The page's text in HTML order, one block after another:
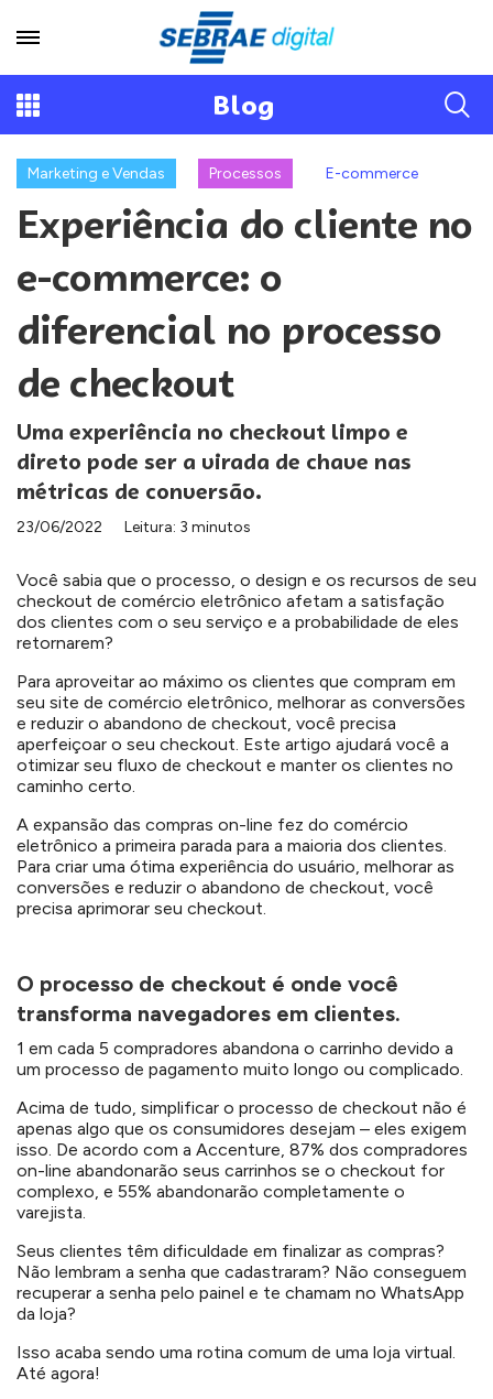
Blog
Marketing e Vendas Processos E-commerce
Experiência do cliente no
e-commerce: o
diferencial no processo
de checkout
Uma experiência no checkout limpo e
direto pode ser a virada de chave nas
métricas de conversão.
23/06/2022 Leitura: 3 minutos
Você sabia que o processo, o design e os recursos de seu
checkout de comércio eletrônico afetam a satisfação
dos clientes com o seu serviço e a probabilidade de eles
retornarem?
Para aproveitar ao máximo os clientes que compram em
seu site de comércio eletrônico, melhorar as conversões
e reduzir o abandono de checkout, você precisa
aperfeiçoar o seu checkout. Este artigo ajudará você a
otimizar seu fluxo de checkout e manter os clientes no
caminho certo.
A expansão das compras on-line fez do comércio
eletrônico a primeira parada para a maioria dos clientes.
Para criar uma ótima experiência do usuário, melhorar as
conversões e reduzir o abandono de checkout, você
precisa aprimorar seu checkout.
O processo de checkout é onde você
transforma navegadores em clientes.
1 em cada 5 compradores abandona o carrinho devido a
um processo de pagamento muito longo ou complicado.
Acima de tudo, simplificar o processo de checkout não é
apenas algo que os consumidores desejam – eles exigem
isso. De acordo com a Accenture, 87% dos compradores
on-line abandonarão seus carrinhos se o checkout for
complexo, e 55% abandonarão completamente o
varejista.
Seus clientes têm dificuldade em finalizar as compras?
Não lembram a senha que cadastraram? Não conseguem
recuperar a senha pelo painel e te chamam no WhatsApp
da loja?
Isso acaba sendo uma rotina comum de uma loja virtual.
Até agora!